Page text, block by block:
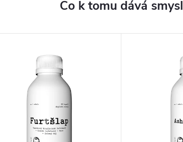
Co k tomu dává smysl